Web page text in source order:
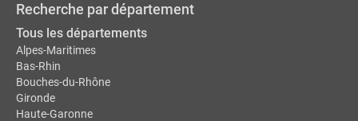
Recherche par département
Tous les départements
Alpes-Maritimes
Bas-Rhin
Bouches-du-Rhône
Gironde
Haute-Garonne